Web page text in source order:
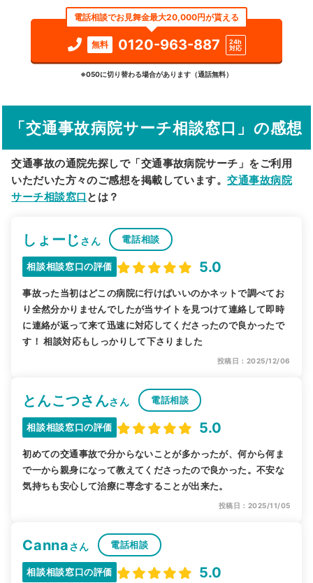
検索する
詳細条件で絞り込む
駅から探す 院名から探す
電話相談でお見舞金最大20,000円が貰える
無料 0120-963-887
24h
対応
※050に切り替わる場合があります（通話無料）
「交通事故病院サーチ相談窓口」の感想
交通事故の通院先探しで「交通事故病院サーチ」をご利用
いただいた方々のご感想を掲載しています。交通事故病院
サーチ相談窓口 とは？
しょーじ さん 電話相談
相談相談窓口の評価 5.0
事故った当初はどこの病院に行けばいいのかネットで調べてお
り全然分かりませんでしたが当サイトを見つけて連絡して即時
に連絡が返って来て迅速に対応してくださったので良かったで
す！ 相談対応もしっかりして下さりました
投稿日：2025/12/06
とんこつさんさん 電話相談
相談相談窓口の評価 5.0
初めての交通事故で分からないことが多かったが、何から何ま
で一から親身になって教えてくださったので良かった。不安な
気持ちも安心して治療に専念することが出来た。
投稿日：2025/11/05
Cannaさん 電話相談
相談相談窓口の評価 5.0